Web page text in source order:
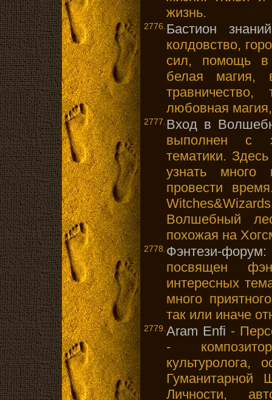
жизнь.
2776. Бастион знаний
колдовство,
сил, помощь в
белая магия,
любовная
2777. Вход в
выполнен с
тематики.
узнать много
провести
Волшебный
похожая на
2778. Фэнтези-
посвящен
интересных
много
так или иначе
2779. Aram Enfi -
-
культуролога,
Гуманитарной
Личности,